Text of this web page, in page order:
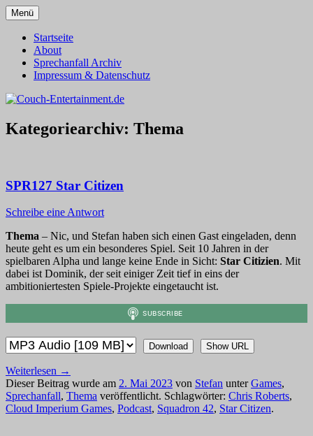
Zum
Inhalt
springen
Couch-Entertainment.de
Menü
Startseite
About
Sprechanfall Archiv
Impressum & Datenschutz
Kategoriearchiv: Thema
SPR127 Star Citizen
Schreibe eine Antwort
Thema – Nic, und Stefan haben sich einen Gast eingeladen, denn
heute geht es um ein besonderes Spiel. Seit 10 Jahren in der
spielbaren Alpha und lange keine Ende in Sicht: Star Citizien. Mit
dabei ist Dominik, der seit einiger Zeit tief in eins der
ambitioniertesten Spiele-Projekte eingetaucht ist.
Download Show URL
Weiterlesen →
Dieser Beitrag wurde am 2. Mai 2023 von Stefan unterGames,
Sprechanfall, Thema veröffentlicht. Schlagwörter: Chris Roberts,
Cloud Imperium Games, Podcast, Squadron 42, Star Citizen.